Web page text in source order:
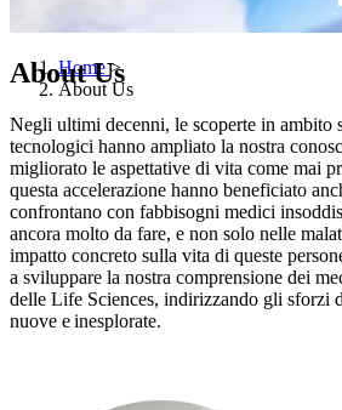
Home>
About Us
About Us
Negli ultimi decenni, le scoperte in ambito
tecnologici hanno ampliato la nostra
migliorato le aspettative di vita come mai
questa accelerazione hanno beneficiato
confrontano con fabbisogni medici
ancora molto da fare, e non solo nelle
impatto concreto sulla vita di queste
a sviluppare la nostra comprensione dei
delle Life Sciences, indirizzando gli sforzi
nuove e inesplorate.